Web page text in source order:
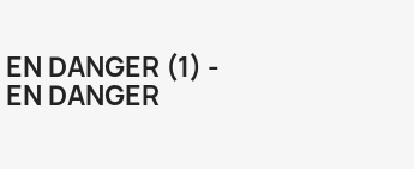
DANGER (1) -
DANGER